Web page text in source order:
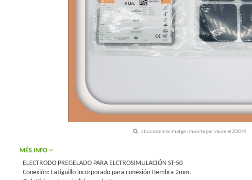
clica sobre la imatge i mou-te per veure el ZOOM
MÉS INFO
ELECTRODO PREGELADO PARA ELCTROSIMULACIÓN ST-50
Conexión: Latiguillo incorporado para conexión Hembra 2mm.